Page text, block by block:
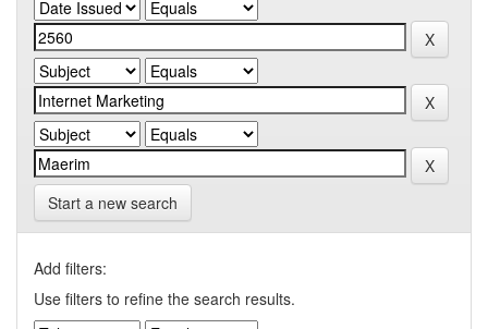
Start a new search
Add filters:
Use filters to refine the search results.